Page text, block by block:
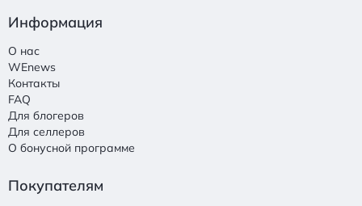
Информация
О нас
WEnews
Контакты
FAQ
Для блогеров
Для селлеров
О бонусной программе
Покупателям